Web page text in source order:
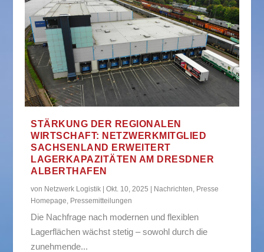
STÄRKUNG DER REGIONALEN
WIRTSCHAFT: NETZWERKMITGLIED
SACHSENLAND ERWEITERT
LAGERKAPAZITÄTEN AM DRESDNER
ALBERTHAFEN
von Netzwerk Logistik |Okt. 10, 2025 | Nachrichten Presse
Homepage Pressemitteilungen
Die Nachfrage nach modernen und flexiblen
Lagerflächen wächst stetig – sowohl durch die
zunehmende...